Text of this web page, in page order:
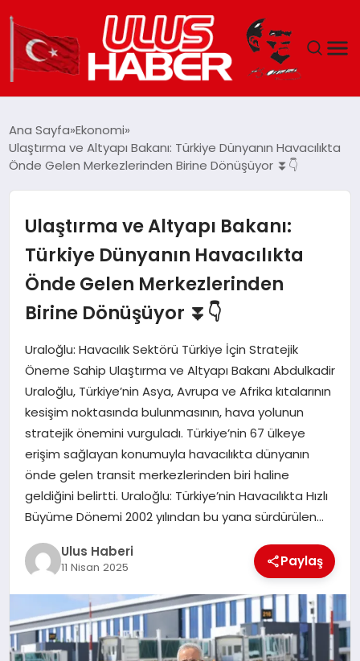
DÜNYA
SIYASET
TEKNOLOJI
MAGAZIN
SPOR
YAŞAM
Ana Sayfa Ekonomi
Ulaştırma ve Altyapı Bakanı: Türkiye Dünyanın Havacılıkta
Önde Gelen Merkezlerinden Birine Dönüşüyor ⏬👇
Ulaştırma ve Altyapı Bakanı:
Türkiye Dünyanın Havacılıkta
Önde Gelen Merkezlerinden
Birine Dönüşüyor ⏬👇
Uraloğlu: Havacılık Sektörü Türkiye İçin Stratejik
Öneme Sahip Ulaştırma ve Altyapı Bakanı Abdulkadir
Uraloğlu, Türkiye’nin Asya, Avrupa ve Afrika kıtalarının
kesişim noktasında bulunmasının, hava yolunun
stratejik önemini vurguladı. Türkiye’nin 67 ülkeye
erişim sağlayan konumuyla havacılıkta dünyanın
önde gelen transit merkezlerinden biri haline
geldiğini belirtti. Uraloğlu: Türkiye’nin Havacılıkta Hızlı
Büyüme Dönemi 2002 yılından bu yana sürdürülen…
Ulus Haberi
11 Nisan 2025 Paylaş